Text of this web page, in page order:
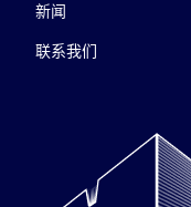
新闻
联系我们